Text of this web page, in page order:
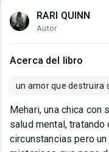
RARI QUINN
Autor
Acerca del libro
un amor que destruira
Mehari, una chica con
salud mental,
circunstancias pero